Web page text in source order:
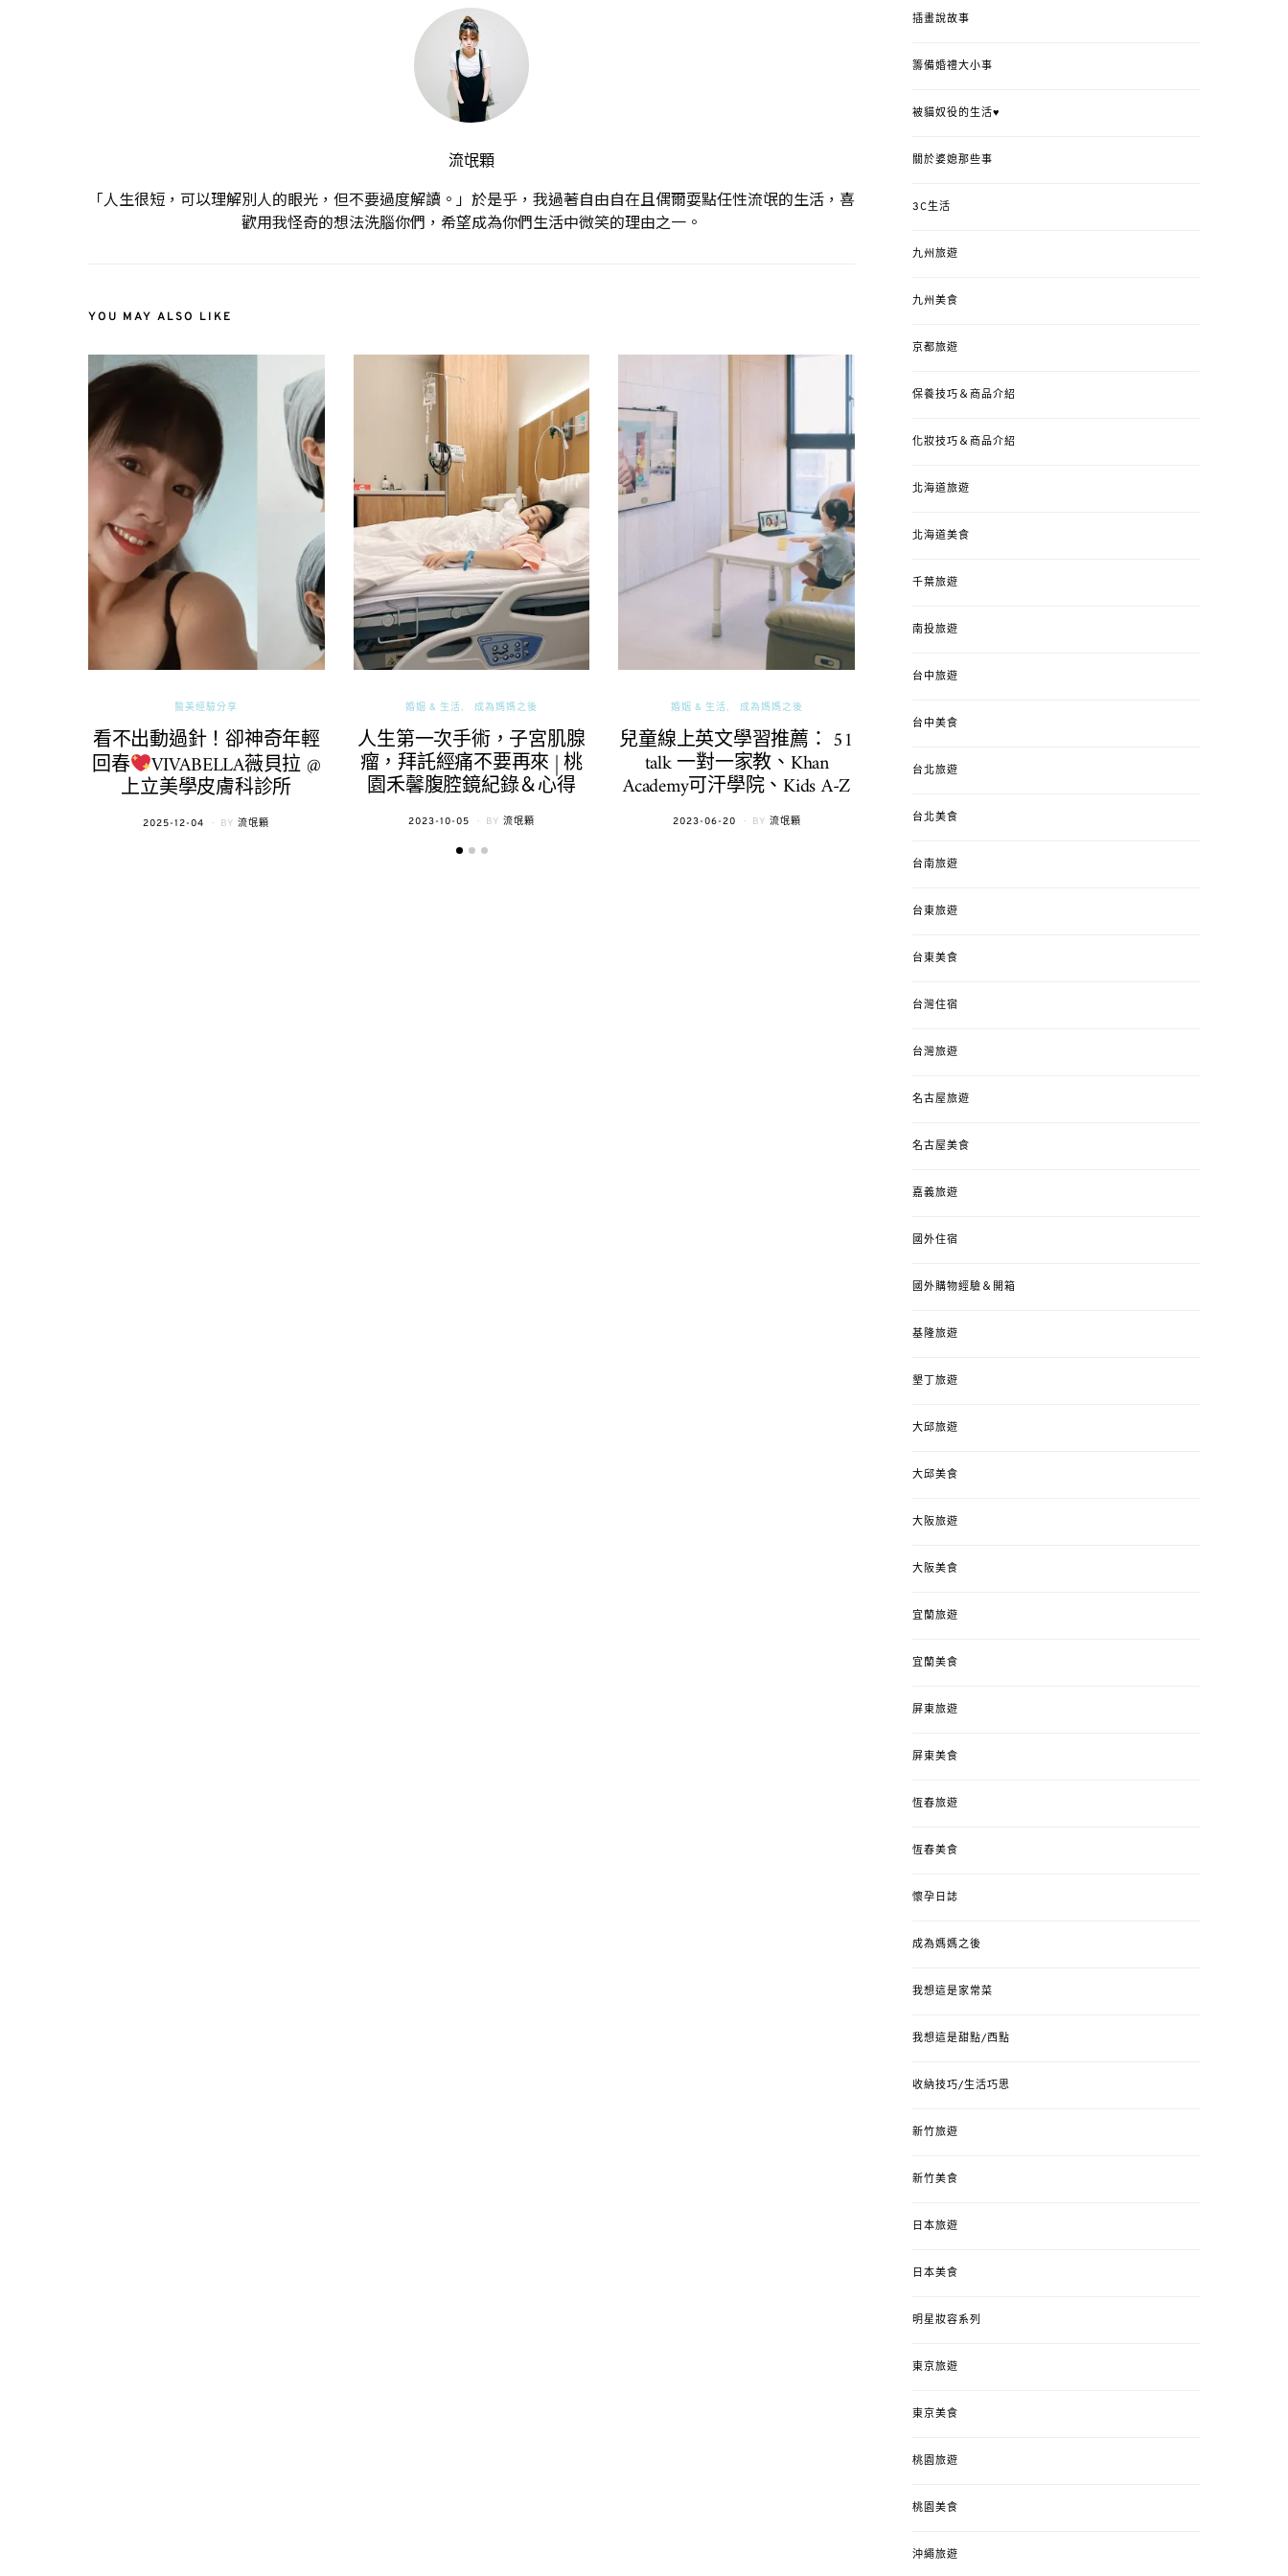
流氓顆
「人生很短，可以理解別人的眼光，但不要過度解讀。」於是乎，我過著自由自在且偶爾耍點任性流氓的生活，喜
歡用我怪奇的想法洗腦你們，希望成為你們生活中微笑的理由之一。
YOU MAY ALSO LIKE
醫美經驗分享
看不出動過針！卻神奇年輕
回春 VIVABELLA薇貝拉 @
上立美學皮膚科診所
POSTED
2025-12-04 BY 流氓顆
婚姻 & 生活 成為媽媽之後
人生第一次手術，子宮肌腺
瘤，拜託經痛不要再來 | 桃
園禾馨腹腔鏡紀錄＆心得
POSTED
2023-10-05 BY 流氓顆
婚姻 & 生活 成為媽媽之後
兒童線上英文學習推薦： 51
talk 一對一家教、Khan
Academy可汗學院、Kids A-Z
POSTED
2023-06-20 BY 流氓顆
錯、認識華德福
ON
插畫說故事
籌備婚禮大小事
被貓奴役的生活♥
關於婆媳那些事
3C生活
九州旅遊
九州美食
京都旅遊
保養技巧＆商品介紹
化妝技巧＆商品介紹
北海道旅遊
北海道美食
千葉旅遊
南投旅遊
台中旅遊
台中美食
台北旅遊
台北美食
台南旅遊
台東旅遊
台東美食
台灣住宿
台灣旅遊
名古屋旅遊
名古屋美食
嘉義旅遊
國外住宿
國外購物經驗＆開箱
基隆旅遊
墾丁旅遊
大邱旅遊
大邱美食
大阪旅遊
大阪美食
宜蘭旅遊
宜蘭美食
屏東旅遊
屏東美食
恆春旅遊
恆春美食
懷孕日誌
成為媽媽之後
我想這是家常菜
我想這是甜點/西點
收納技巧/生活巧思
新竹旅遊
新竹美食
日本旅遊
日本美食
明星妝容系列
東京旅遊
東京美食
桃園旅遊
桃園美食
沖繩旅遊